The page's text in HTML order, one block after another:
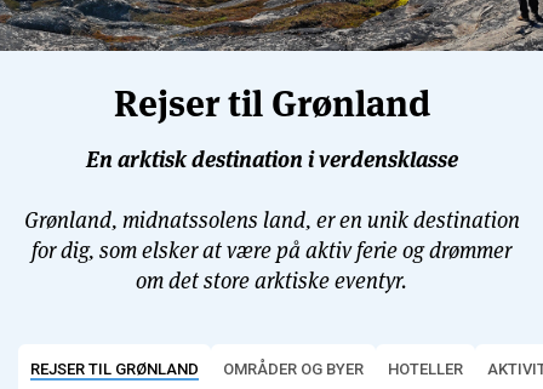
Rejser til Grønland
En arktisk destination i verdensklasse
Grønland, midnatssolens land, er en unik destination
for dig, som elsker at være på aktiv ferie og drømmer
om det store arktiske eventyr.
REJSER TIL GRØNLAND OMRÅDER OG BYER HOTELLER